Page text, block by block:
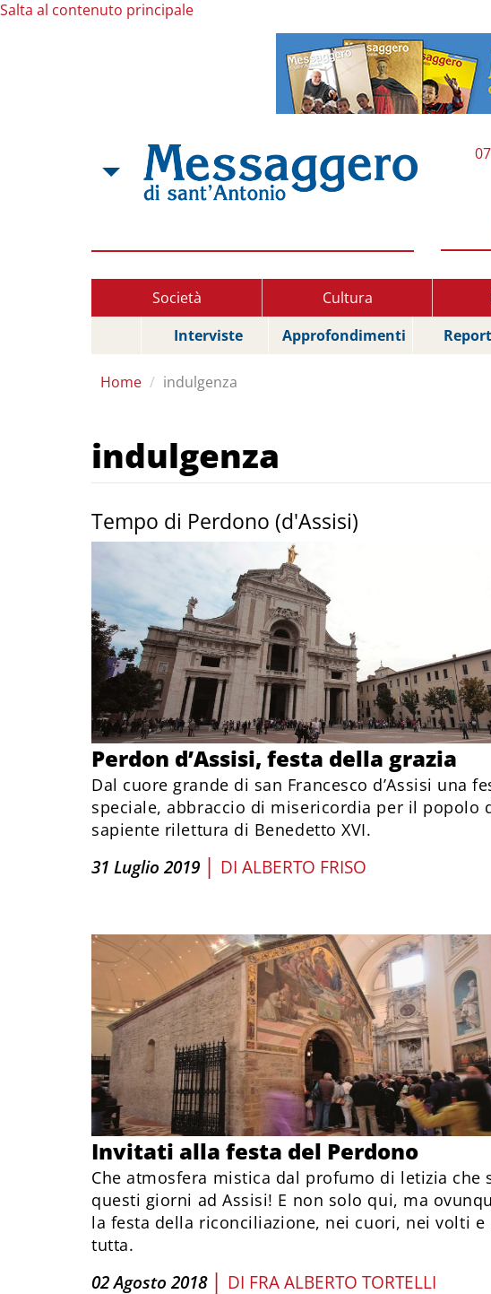
Salta al contenuto principale
Società Cultura
Interviste
Approfondimenti
Home indulgenza
indulgenza
Tempo di Perdono (d'Assisi)
Perdon d’Assisi, festa della grazia
Dal cuore grande di san Francesco d’Assisi una
speciale, abbraccio di misericordia per il popolo
sapiente rilettura di Benedetto XVI.
31 Luglio 2019 | DI ALBERTO FRISO
Invitati alla festa del Perdono
Che atmosfera mistica dal profumo di letizia che
questi giorni ad Assisi! E non solo qui, ma
la festa della riconciliazione, nei cuori, nei volti e
tutta.
02 Agosto 2018 | DI FRA ALBERTO TORTELLI